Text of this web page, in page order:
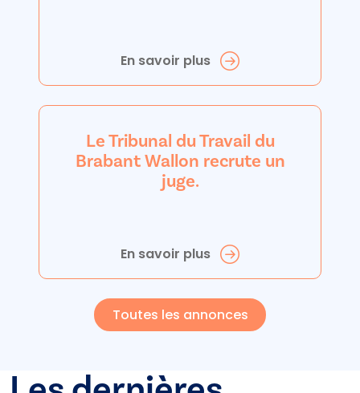
En savoir plus
Le Tribunal du Travail du
Brabant Wallon recrute un
juge.
En savoir plus
Toutes les annonces